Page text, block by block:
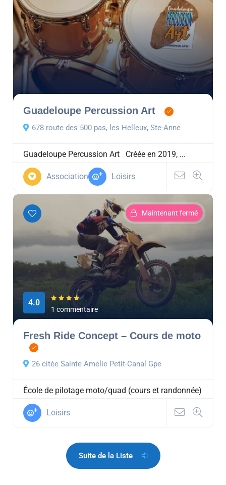
Guadeloupe Percussion Art
678 route des 500 pas, les Helleux, Ste-Anne
Guadeloupe Percussion Art Créée en 2019, ...
Association Loisirs
Maintenant fermé
4.0
1 commentaire
Fresh Ride Concept – Cours de moto
26 citée Sainte Amelie Petit-Canal Gpe
École de pilotage moto/quad (cours et randonnée)
Loisirs
Suite de la Liste